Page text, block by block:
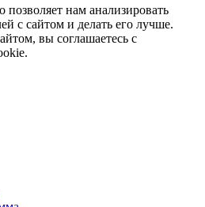
нам анализировать
с сайтом и делать его лучше.
вы соглашаетесь с